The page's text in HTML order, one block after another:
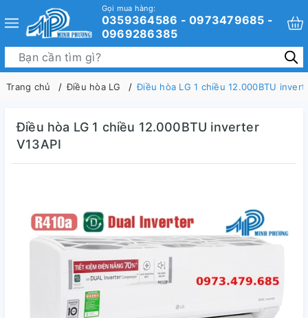
Gọi mua hàng:
0359364586 - 0973479685 -
0969286385
Trang chủ Điều hòa LG Điều hòa LG 1 chiều 12.000BTU
Điều hòa LG 1 chiều 12.000BTU inverter
V13API